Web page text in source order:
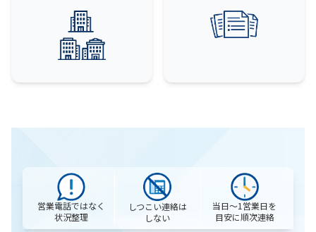
営業電話ではなく
状況整理
しつこい連絡は
しない
当日〜1営業日を
目安に順次連絡